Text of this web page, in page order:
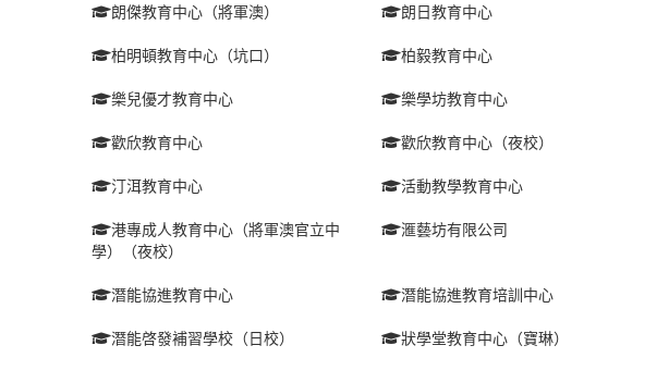
朗傑教育中心（將軍澳） 朗日教育中心
柏明頓教育中心（坑口） 柏毅教育中心
樂兒優才教育中心 樂學坊教育中心
歡欣教育中心 歡欣教育中心（夜校）
汀洱教育中心 活動教學教育中心
港專成人教育中心（將軍澳官立中
學）（夜校）
滙藝坊有限公司
潛能協進教育中心 潛能協進教育培訓中心
潛能啓發補習學校（日校） 狀學堂教育中心（寶琳）